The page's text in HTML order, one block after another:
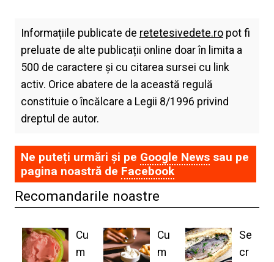
Informațiile publicate de retetesivedete.ropot fi
preluate de alte publicații online doar în limita a
500 de caractere și cu citarea sursei cu link
activ. Orice abatere de la această regulă
constituie o încălcare a Legii 8/1996 privind
dreptul de autor.
Ne puteți urmări și pe Google Newssau pe
pagina noastră de Facebook
Recomandarile noastre
Cu
m
Cu
m
Se
cr